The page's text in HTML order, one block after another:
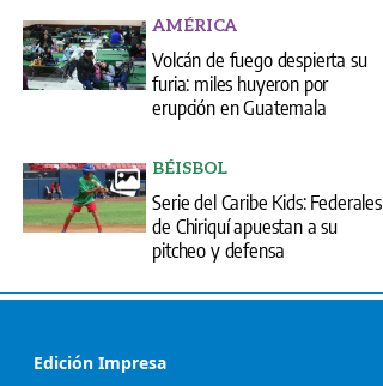
AMÉRICA
Volcán de fuego despierta su
furia: miles huyeron por
erupción en Guatemala
BÉISBOL
Serie del Caribe Kids: Federales
de Chiriquí apuestan a su
pitcheo y defensa
Edición Impresa